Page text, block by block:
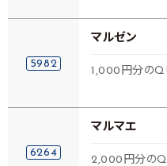
5982
マルゼン
1,000円分の
6264
マルマエ
2,000円分の